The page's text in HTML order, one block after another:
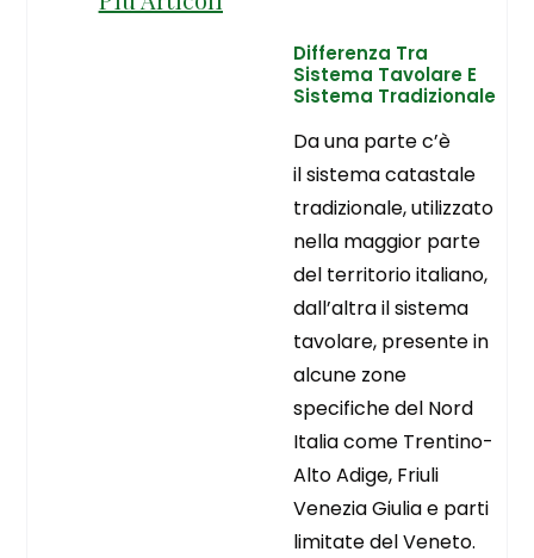
Differenza Tra
Sistema Tavolare E
Sistema Tradizionale
Da una parte c’è
il sistema catastale
tradizionale, utilizzato
nella maggior parte
del territorio italiano,
dall’altra il sistema
tavolare, presente in
alcune zone
specifiche del Nord
Italia come Trentino-
Alto Adige, Friuli
Venezia Giulia e parti
limitate del Veneto.